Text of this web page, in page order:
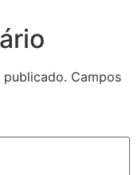
publicado. Campos